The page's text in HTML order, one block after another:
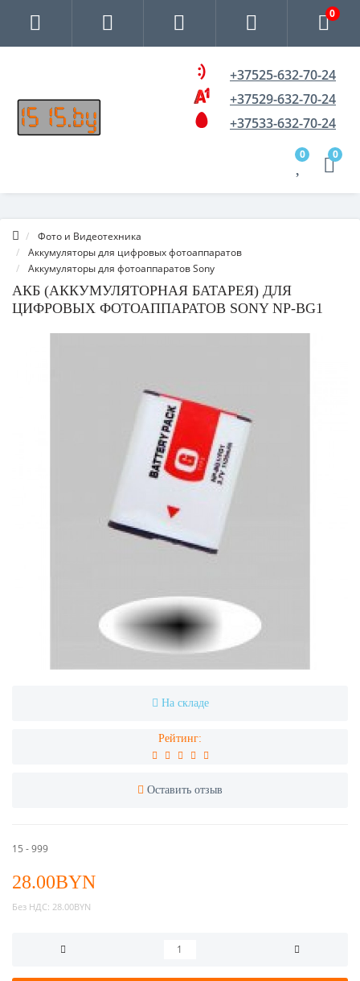
0
+37525-632-70-24
+37529-632-70-24
+37533-632-70-24
0 0
Фото и Видеотехника
Аккумуляторы для цифровых фотоаппаратов
Аккумуляторы для фотоаппаратов Sony
АКБ (АККУМУЛЯТОРНАЯ БАТАРЕЯ) ДЛЯ
ЦИФРОВЫХ ФОТОАППАРАТОВ SONY NP-BG1
На складе
Рейтинг:
Оставить отзыв
15 - 999
28.00BYN
Без НДС: 28.00BYN